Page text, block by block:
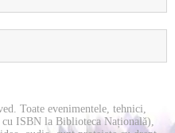
Toate evenimentele, tehnici,
ISBN la Biblioteca Națională),